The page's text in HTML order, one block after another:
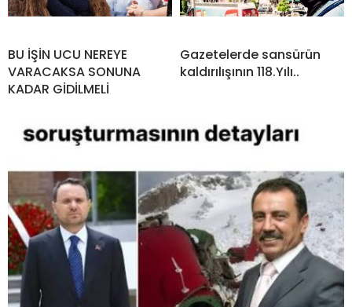
BU İŞİN UCU NEREYE
VARACAKSA SONUNA
KADAR GİDİLMELİ
Gazetelerde sansürün
kaldırılışının 118.Yılı..